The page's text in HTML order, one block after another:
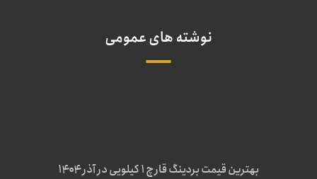
نوشته های عمومی
بهترین قیمت بردینگ قارچ 1 کیلویی در آذر ۱۴۰۴